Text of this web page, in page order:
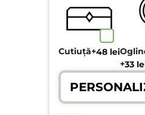
Cutiuță+48 lei
+33